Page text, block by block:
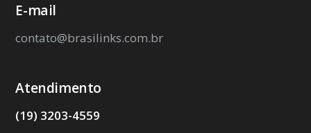
E-mail
contato@brasilinks.com.br
Atendimento
(19) 3203-4559